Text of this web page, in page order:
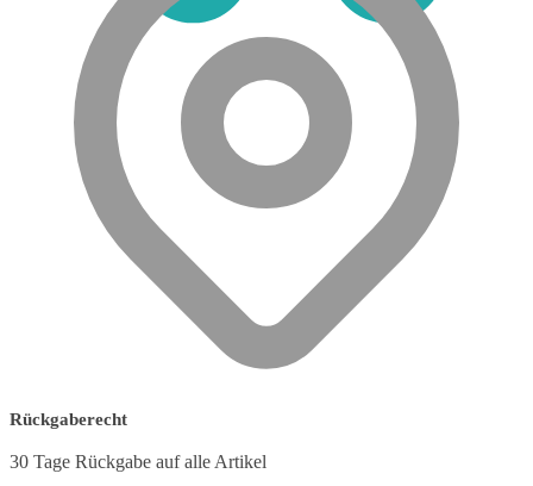
Rückgaberecht
30 Tage Rückgabe auf alle Artikel